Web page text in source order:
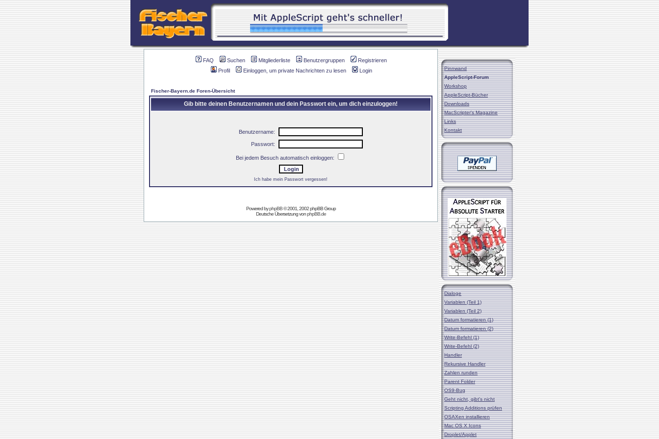
FAQ Suchen Mitgliederliste Benutzergruppen
Registrieren
Profil
Einloggen, um private Nachrichten zu lesen Login
Fischer-Bayern.de Foren-Übersicht
Gib bitte deinen Benutzernamen und dein Passwort ein, um dich einzuloggen!
Benutzername:
Passwort:
Bei jedem Besuch automatisch einloggen:
Ich habe mein Passwort vergessen!
Powered byphpBB© 2001, 2002 phpBB Group
Deutsche Übersetzung vonphpBB.de
Pinnwand
AppleScript-Forum
Workshop
AppleScript-Bücher
Downloads
MacScripter's Magazine
Links
Kontakt
Dialoge
Variablen (Teil 1)
Variablen (Teil 2)
Datum formatieren (1)
Datum formatieren (2)
Write-Befehl (1)
Write-Befehl (2)
Handler
Rekursive Handler
Zahlen runden
Parent Folder
OS9-Bug
Geht nicht, gibt's nicht
Scripting Additions prüfen
OSAXen installieren
Mac OS X Icons
Droplet/Applet